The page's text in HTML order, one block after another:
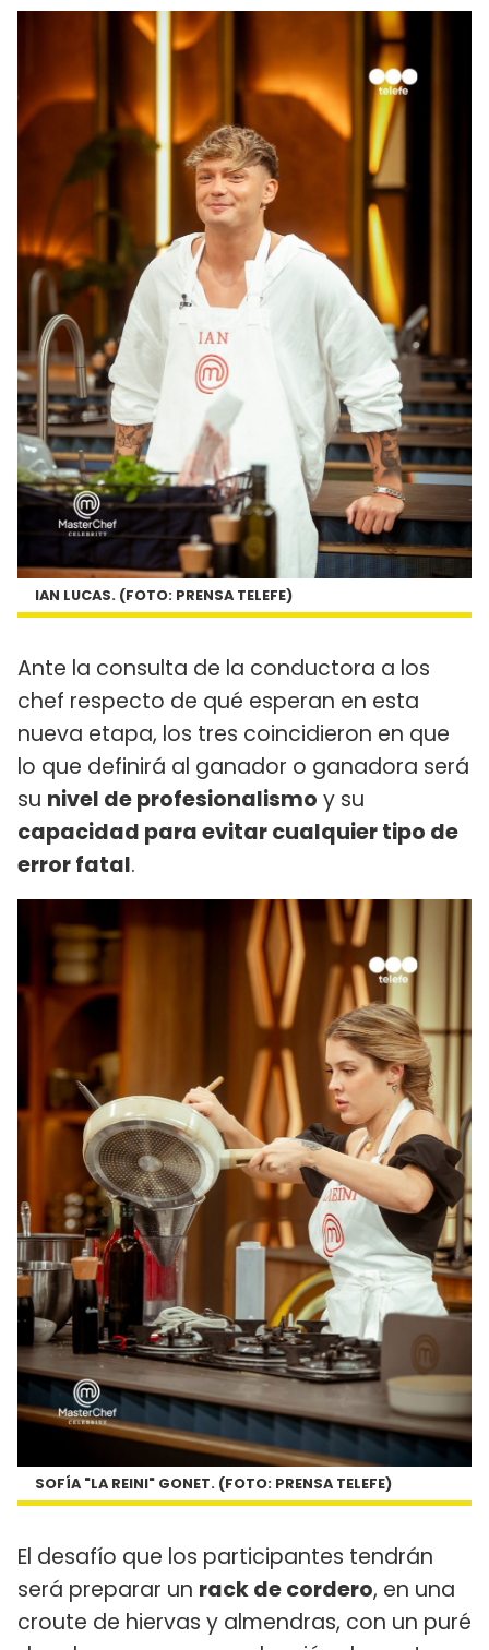
IAN LUCAS. (FOTO: PRENSA TELEFE)
Ante la consulta de la conductora a los
chef respecto de qué esperan en esta
nueva etapa, los tres coincidieron en que
lo que definirá al ganador o ganadora será
su nivel de profesionalismo y su
capacidad para evitar cualquier tipo de
error fatal.
SOFÍA "LA REINI" GONET. (FOTO: PRENSA TELEFE)
El desafío que los participantes tendrán
será preparar un rack de cordero, en una
croute de hiervas y almendras, con un puré